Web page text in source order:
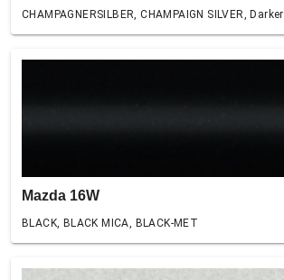
CHAMPAGNERSILBER, CHAMPAIGN SILVER, Darker
Mazda 16W
BLACK, BLACK MICA, BLACK-MET